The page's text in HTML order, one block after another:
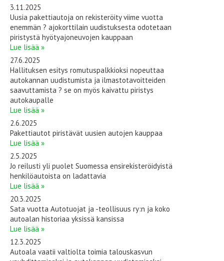
3.11.2025
Uusia pakettiautoja on rekisteröity viime vuotta
enemmän ? ajokorttilain uudistuksesta odotetaan
piristystä hyötyajoneuvojen kauppaan
Lue lisää »
27.6.2025
Hallituksen esitys romutuspalkkioksi nopeuttaa
autokannan uudistumista ja ilmastotavoitteiden
saavuttamista ? se on myös kaivattu piristys
autokaupalle
Lue lisää »
2.6.2025
Pakettiautot piristävät uusien autojen kauppaa
Lue lisää »
2.5.2025
Jo reilusti yli puolet Suomessa ensirekisteröidyistä
henkilöautoista on ladattavia
Lue lisää »
20.3.2025
Sata vuotta Autotuojat ja -teollisuus ry:n ja koko
autoalan historiaa yksissä kansissa
Lue lisää »
12.3.2025
Autoala vaatii valtiolta toimia talouskasvun